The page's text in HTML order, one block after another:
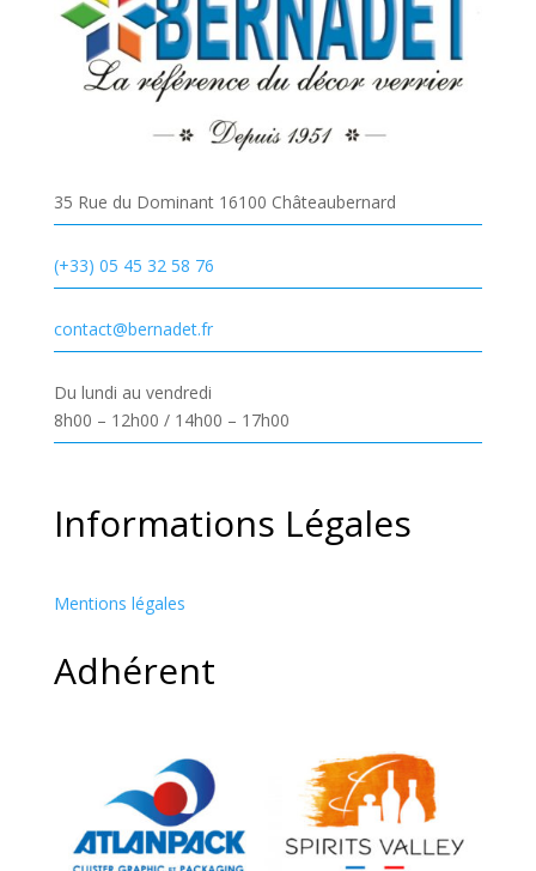
35 Rue du Dominant 16100 Châteaubernard
(+33) 05 45 32 58 76
contact@bernadet.fr
Du lundi au vendredi
8h00 – 12h00 / 14h00 – 17h00
Informations Légales
Mentions légales
Adhérent